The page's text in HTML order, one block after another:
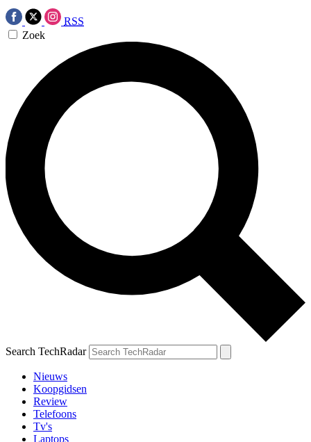
RSS
Zoek
Search TechRadar
Nieuws
Koopgidsen
Review
Telefoons
Tv's
Laptops